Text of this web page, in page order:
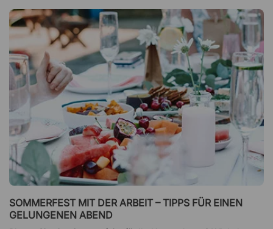
SOMMERFEST MIT DER ARBEIT – TIPPS FÜR EINEN
GELUNGENEN ABEND